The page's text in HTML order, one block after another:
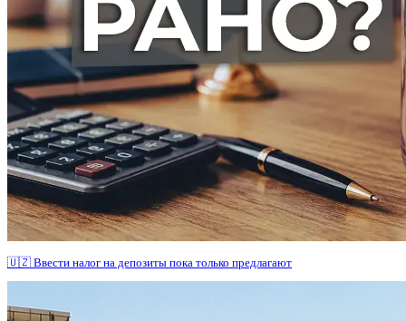
🇺🇿 Ввести налог на депозиты пока только предлагают